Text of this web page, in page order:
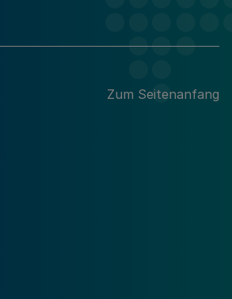
Zum Seitenanfang